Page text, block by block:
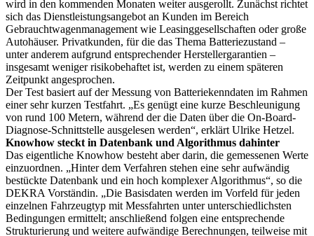
wird in den kommenden Monaten weiter ausgerollt. Zunächst richtet
sich das Dienstleistungsangebot an Kunden im Bereich
Gebrauchtwagenmanagement wie Leasinggesellschaften oder große
Autohäuser. Privatkunden, für die das Thema Batteriezustand –
unter anderem aufgrund entsprechender Herstellergarantien –
insgesamt weniger risikobehaftet ist, werden zu einem späteren
Zeitpunkt angesprochen.
Der Test basiert auf der Messung von Batteriekenndaten im Rahmen
einer sehr kurzen Testfahrt. „Es genügt eine kurze Beschleunigung
von rund 100 Metern, während der die Daten über die On-Board-
Diagnose-Schnittstelle ausgelesen werden“, erklärt Ulrike Hetzel.
Knowhow steckt in Datenbank und Algorithmus dahinter
Das eigentliche Knowhow besteht aber darin, die gemessenen Werte
einzuordnen. „Hinter dem Verfahren stehen eine sehr aufwändig
bestückte Datenbank und ein hoch komplexer Algorithmus“, so die
DEKRA Vorständin. „Die Basisdaten werden im Vorfeld für jeden
einzelnen Fahrzeugtyp mit Messfahrten unter unterschiedlichsten
Bedingungen ermittelt; anschließend folgen eine entsprechende
Strukturierung und weitere aufwändige Berechnungen, teilweise mit